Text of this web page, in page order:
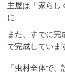
主屋は「家らし
に
また、すでに完
で完成していま
「虫村全体で